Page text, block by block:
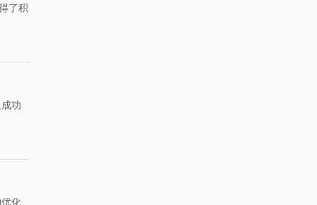
了积
功
化